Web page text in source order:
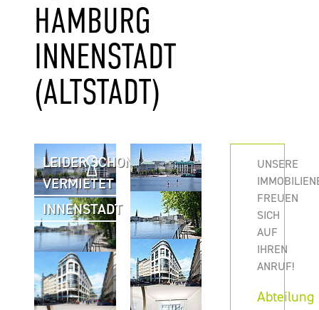
AMBURG I
NNENSTADT (
ALTSTADT)
LEIDER SCHON
VERMIETET
INNENSTADT
UNSERE
FREUEN
SICH
AUF
IHREN
ANRUF!
Abteilung